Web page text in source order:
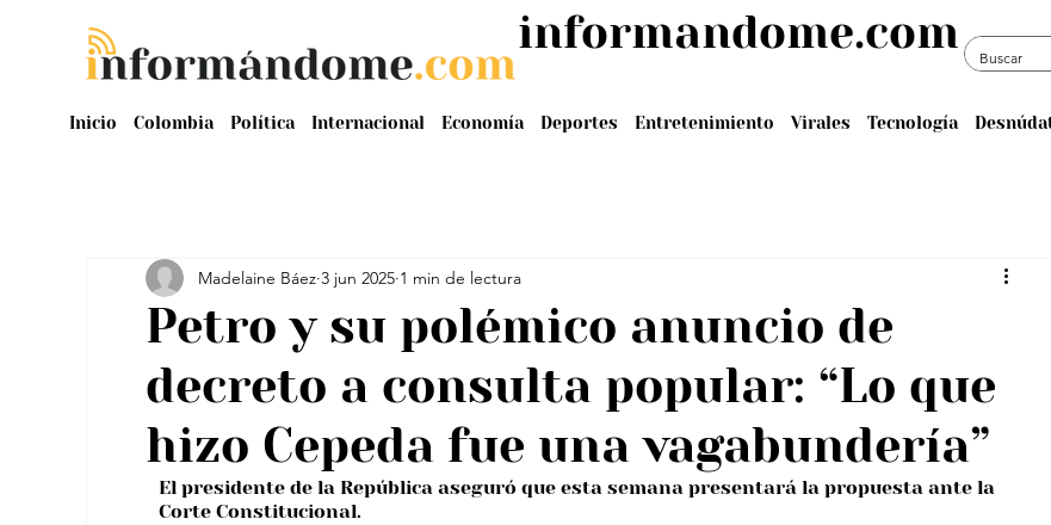
Inicio Colombia Política Internacional Economía Deportes Entretenimiento Virales Tecnología
informandome.com
Petro y su polémico anuncio de
decreto a consulta popular: “Lo que
hizo Cepeda fue una vagabundería”
Madelaine Báez 3 jun 2025 1 min de lectura
El presidente de la República aseguró que esta semana presentará la propuesta ante la
Corte Constitucional.